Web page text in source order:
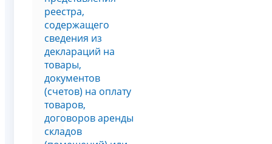
реестра,
содержащего
сведения из
деклараций на
товары,
документов
(счетов) на оплату
товаров,
договоров аренды
складов